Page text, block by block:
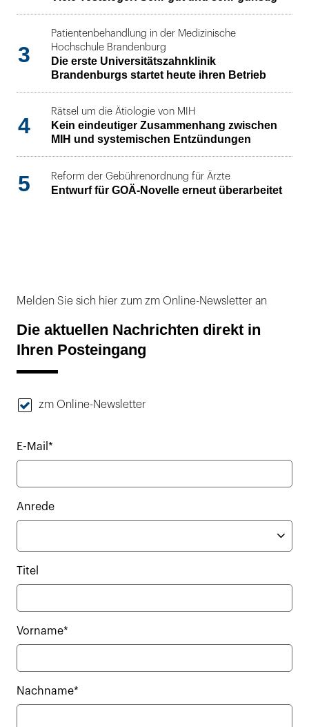
3
Patientenbehandlung in der Medizinische
Hochschule Brandenburg
Die erste Universitätszahnklinik
Brandenburgs startet heute ihren Betrieb
4
Rätsel um die Ätiologie von MIH
Kein eindeutiger Zusammenhang zwischen
MIH und systemischen Entzündungen
5 Reform der Gebührenordnung für Ärzte
Entwurf für GOÄ-Novelle erneut überarbeitet
Melden Sie sich hier zum zm Online-Newsletter an
Die aktuellen Nachrichten direkt in
Ihren Posteingang
zm Online-Newsletter
E-Mail*
Anrede
Titel
Vorname*
Nachname*